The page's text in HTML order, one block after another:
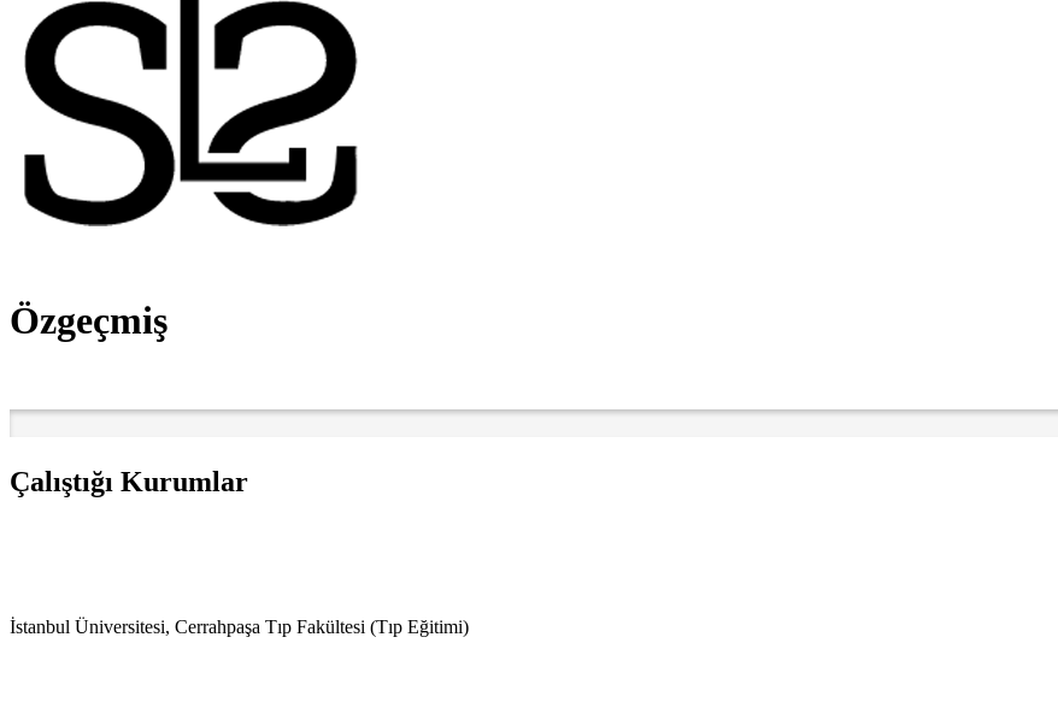
Özgeçmiş
Çalıştığı Kurumlar
İstanbul Üniversitesi, Cerrahpaşa Tıp Fakültesi (Tıp Eğitimi)